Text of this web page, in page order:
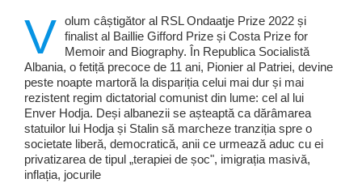
V olum câștigător al RSL Ondaatje Prize 2022 și
finalist al Baillie Gifford Prize și Costa Prize for
Memoir and Biography. În Republica Socialistă
Albania, o fetiță precoce de 11 ani, Pionier al Patriei, devine
peste noapte martoră la dispariția celui mai dur și mai
rezistent regim dictatorial comunist din lume: cel al lui
Enver Hodja. Deși albanezii se așteaptă ca dărâmarea
statuilor lui Hodja și Stalin să marcheze tranziția spre o
societate liberă, democratică, anii ce urmează aduc cu ei
privatizarea de tipul „terapiei de șoc", imigrația masivă,
inflația, jocurile